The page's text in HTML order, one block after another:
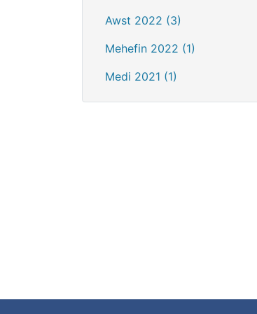
Awst 2022 (3)
Mehefin 2022 (1)
Medi 2021 (1)